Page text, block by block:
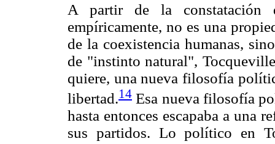
A partir de la constatación
empíricamente, no es una
de la coexistencia humanas,
de "instinto natural",
quiere, una nueva filosofía
libertad.14 Esa nueva filosofía
hasta entonces escapaba a una
sus partidos. Lo político en